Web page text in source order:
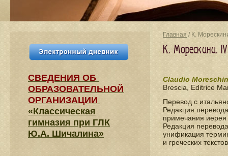
Главная / К.
К. Морескини.
Claudio
Brescia, Editrice
Перевод с
Редакция
примечания иерея
Редакция
унификация
и греческих
СВЕДЕНИЯ​ ОБ
ОБРАЗОВАТЕЛЬНОЙ
ОРГАНИЗАЦИИ
«Классическая
гимназия при ГЛК
Ю.А. Шичалина»